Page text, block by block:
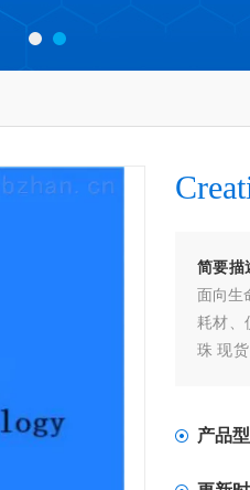
简要描
面向生
耗材、
珠 现货
产品型